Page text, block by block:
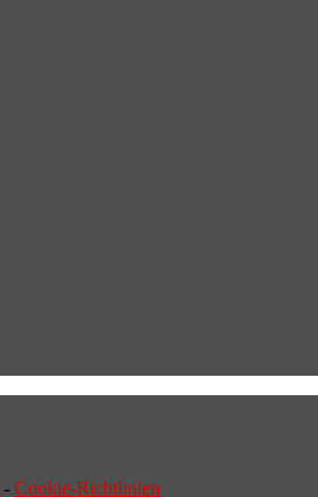
- Cookie-Richtlinien